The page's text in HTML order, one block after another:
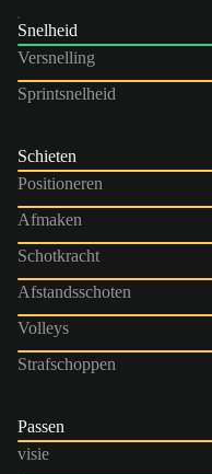
Snelheid
Versnelling
Sprintsnelheid
Schieten
Positioneren
Afmaken
Schotkracht
Afstandsschoten
Volleys
Strafschoppen
Passen
visie